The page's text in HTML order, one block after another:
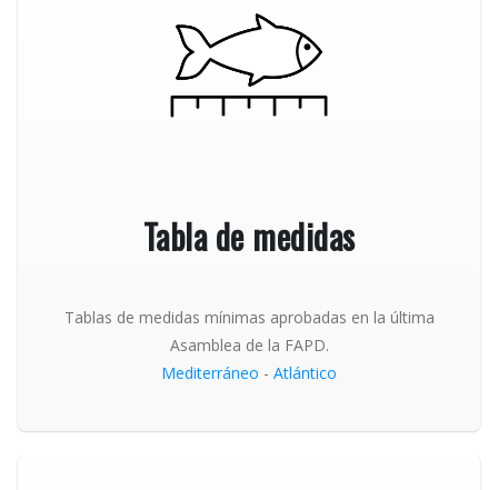
Tabla de medidas
Tablas de medidas mínimas aprobadas en la última
Asamblea de la FAPD.
Mediterráneo - Atlántico